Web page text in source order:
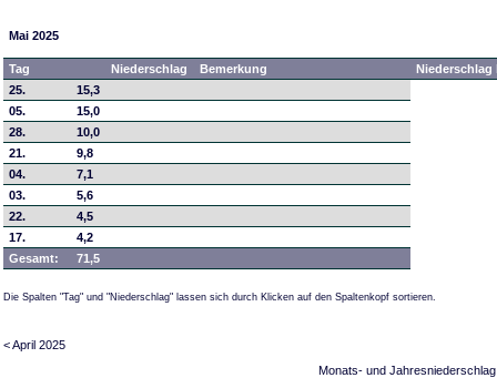
Mai 2025
Tag Niederschlag Bemerkung
25.
15,3
05.
15,0
28.
10,0
21.
9,8
04.
7,1
03.
5,6
22.
4,5
17.
4,2
Gesamt:
71,5
Die Spalten "Tag" und "Niederschlag" lassen sich durch Klicken auf den Spaltenkopf sortieren.
< April 2025
Monats- und Jahresniederschlag